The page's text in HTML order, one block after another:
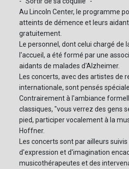
Au Lincoln Center, le programme
atteints de démence et leurs
gratuitement.
Le personnel, dont celui chargé de
l'accueil, a été formé par une
aidants de malades d'Alzheimer.
Les concerts, avec des artistes de
internationale, sont pensés
Contrairement à l'ambiance
classiques, "vous verrez des gens
pied, participer vocalement à la
Hoffner.
Les concerts sont par ailleurs
d'expression et d'imagination
musicothérapeutes et des